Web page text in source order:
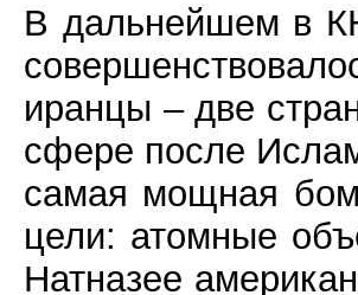
В дальнейшем в
иранцы – две
сфере после
самая мощная
цели: атомные
Натназее